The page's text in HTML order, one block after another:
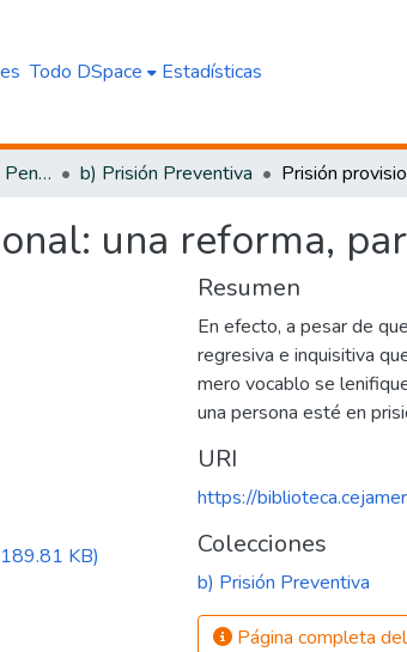
Todo DSpace Estadísticas
1. Reforma a la Justicia Penal b) Prisión Preventiva
una reforma,
KB)
Resumen
En efecto, a pesar de
regresiva e inquisitiva
mero vocablo se
una persona esté en
URI
https://
Colecciones
b) Prisión Preventiva
Página completa